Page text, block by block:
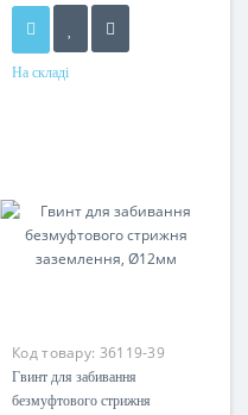
На складі
Код товару: 36119-39
Гвинт для забивання
безмуфтового стрижня